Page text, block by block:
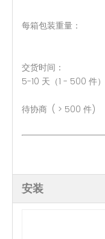
每箱包装
交
5-10 天（1 - 500 件）
待协商 ( > 500 件)
安装